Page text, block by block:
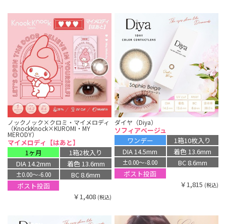
ノックノック×クロミ・マイメロディ
（KnockKnock×KUROMI・MY
MERODY）
マイメロディ【はあと】
1ヶ月
1箱2枚入り
DIA 14.2mm
着色 13.6mm
±0.00〜-6.00
BC 8.6mm
ポスト投函
￥1,408 (税込)
ダイヤ（Diya）
ソフィアベージュ
ワンデー
1箱10枚入り
DIA 14.5mm
着色 13.6mm
±0.00〜-8.00
BC 8.6mm
ポスト投函
￥1,815 (税込)